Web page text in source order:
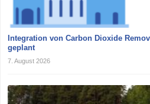
Integration von Carbon Dioxide
geplant
7. August 2026